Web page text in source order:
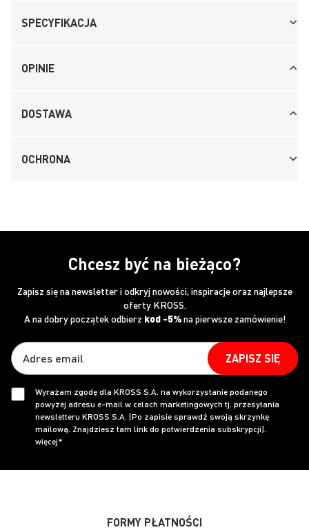
SPECYFIKACJA
OPINIE
DOSTAWA
OCHRONA
Chcesz być na bieżąco?
Zapisz się na newsletter i odkryj nowości, inspiracje oraz najlepsze
oferty KROSS.
A na dobry początek odbierz kod -5%na pierwsze zamówienie!
ZAPISZ SIĘ
Wyrażam zgodę dla KROSS S.A. na wykorzystanie podanego
powyżej adresu e-mail w celach marketingowych tj. przesyłania
newsletteru KROSS S.A. (Po zapisie sprawdź swoją skrzynkę
mailową. Znajdziesz tam link do potwierdzenia subskrypcji).
więcej*
FORMY PŁATNOŚCI